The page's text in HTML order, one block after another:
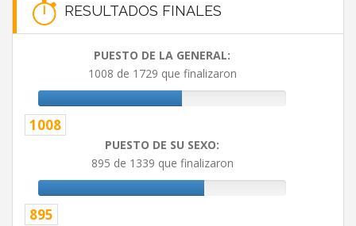
RESULTADOS FINALES
PUESTO DE LA GENERAL:
1008 de 1729 que finalizaron
1008
PUESTO DE SU SEXO:
895 de 1339 que finalizaron
895